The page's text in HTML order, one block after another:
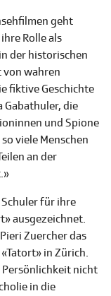
geht
Rolle als
der historischen
von wahren
fiktive Geschichte
Gabathuler, die
und Spione
viele Menschen
an der
für ihre
ausgezeichnet.
Zuercher das
in Zürich.
Persönlichkeit nicht
in die